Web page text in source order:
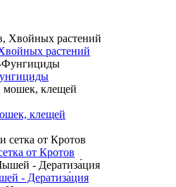
растений
клещей
от Кротов
- Дератиза́ция